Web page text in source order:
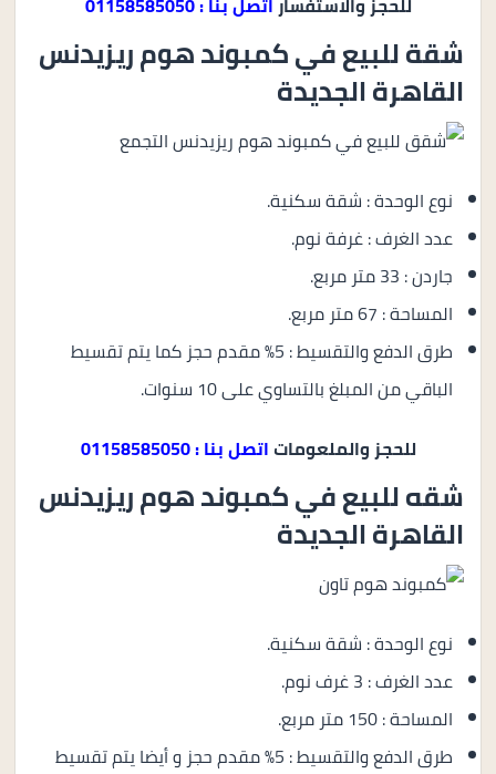
شقة للبيع في كمبوند هوم ريزيدنس
القاهرة الجديدة
نوع الوحدة : شقة سكنية.
عدد الغرف : غرفة نوم.
جاردن : 33 متر مربع.
المساحة : 67 متر مربع.
طرق الدفع والتقسيط : 5% مقدم حجز كما يتم تقسيط
الباقي من المبلغ بالتساوي على 10 سنوات.
للحجز والملعومات اتصل بنا : 01158585050
شقه للبيع في كمبوند هوم ريزيدنس
القاهرة الجديدة
نوع الوحدة : شقة سكنية.
عدد الغرف : 3 غرف نوم.
المساحة : 150 متر مربع.
طرق الدفع والتقسيط : 5% مقدم حجز و أيضا يتم تقسيط